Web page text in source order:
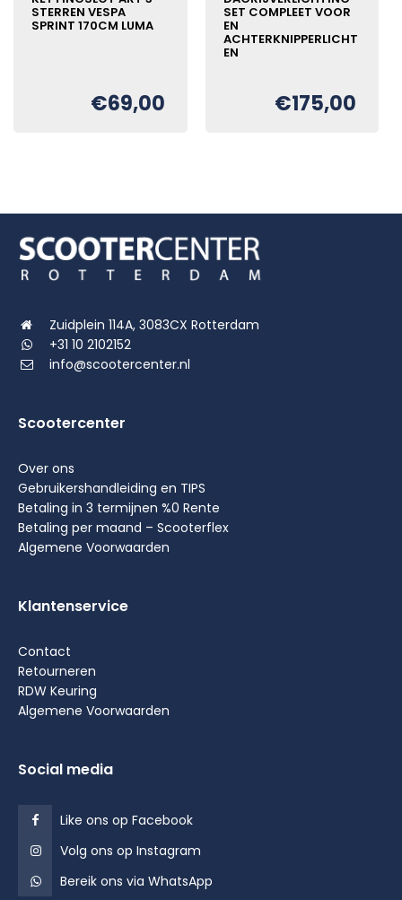
STERREN VESPA
SPRINT 170CM LUMA
€69,00
SET COMPLEET VOOR
EN
ACHTERKNIPPERLICHT
EN
Oorspronkelijke
€175,00
Huidige
Zuidplein 114A, 3083CX Rotterdam
+31 10 2102152
info@scootercenter.nl
Scootercenter
Over ons
Gebruikershandleiding en TIPS
Betaling in 3 termijnen %0 Rente
Betaling per maand – Scooterflex
Algemene Voorwaarden
Klantenservice
Contact
Retourneren
RDW Keuring
Algemene Voorwaarden
Social media
Like ons op Facebook
Volg ons op Instagram
Bereik ons via WhatsApp